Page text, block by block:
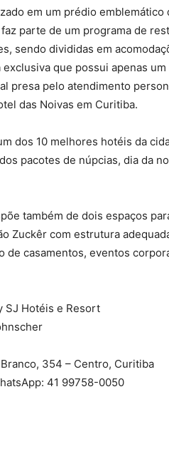
em um prédio emblemático
parte de um programa de
sendo divididas em
exclusiva que possui apenas
presa pelo atendimento
das Noivas em Curitiba.
dos 10 melhores hotéis da
pacotes de núpcias, dia da
também de dois espaços
Zuckêr com estrutura
de casamentos, eventos
SJ Hotéis e Resort
354 – Centro, Curitiba
41 99758-0050